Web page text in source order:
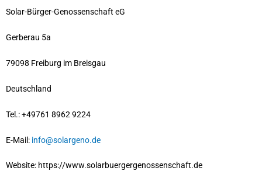
Solar-Bürger-Genossenschaft eG
Gerberau 5a
79098 Freiburg im Breisgau
Deutschland
Tel.: +49761 8962 9224
E-Mail: info@solargeno.de
Website: https://www.solarbuergergenossenschaft.de